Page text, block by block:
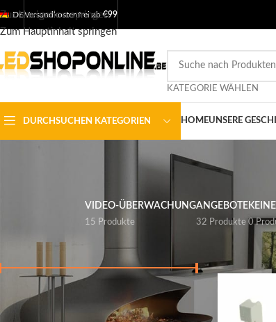
Zur Navigation springen
Zum Hauptinhalt springen
DEVersandkostenfrei ab€99
KATEGORIE WÄHLEN
DURCHSUCHEN KATEGORIEN HOMEUNSERE
VIDEO-ÜBERWACHUNG
15 Produkte
ANGEBOTE
32 Produkte 0
NACH PREIS FILTERN
FILTER
Preis:€ 0
/